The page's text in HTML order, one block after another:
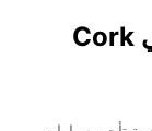
تأجير السيارات والشاحنات في Cork